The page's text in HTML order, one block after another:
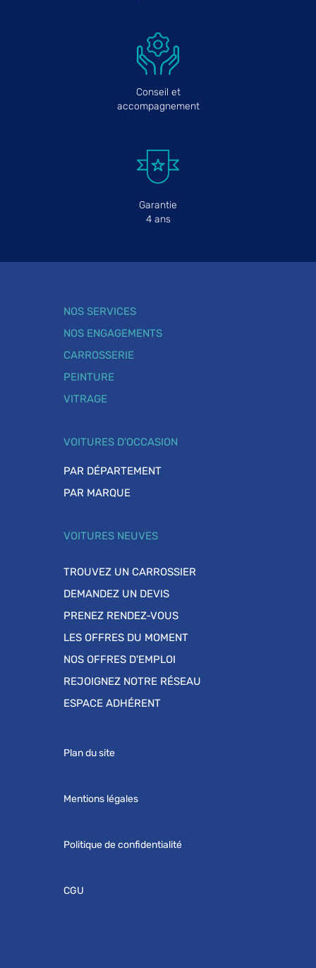
Conseil et
accompagnement
Garantie
4 ans
NOS SERVICES
NOS ENGAGEMENTS
CARROSSERIE
PEINTURE
VITRAGE
VOITURES D'OCCASION
PAR DÉPARTEMENT
PAR MARQUE
VOITURES NEUVES
TROUVEZ UN CARROSSIER
DEMANDEZ UN DEVIS
PRENEZ RENDEZ-VOUS
LES OFFRES DU MOMENT
NOS OFFRES D'EMPLOI
REJOIGNEZ NOTRE RÉSEAU
ESPACE ADHÉRENT
Plan du site
Mentions légales
Politique de confidentialité
CGU